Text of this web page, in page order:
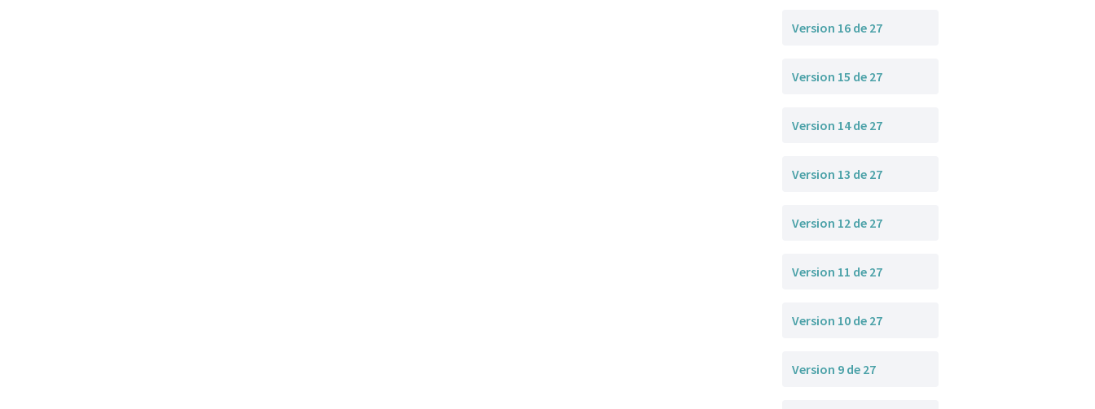
Version 16 de 27
Version 15 de 27
Version 14 de 27
Version 13 de 27
Version 12 de 27
Version 11 de 27
Version 10 de 27
Version 9 de 27